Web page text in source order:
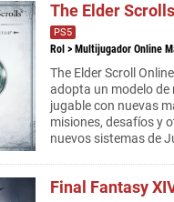
The Elder
PS5
Rol > Multijugador Online
The Elder Scroll
adopta un modelo de
jugable con nuevas
misiones, desafíos y
nuevos sistemas de
Final Fantasy